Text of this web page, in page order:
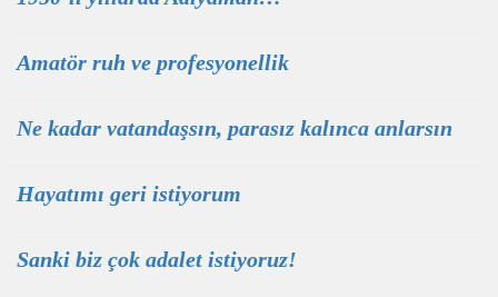
Amatör ruh ve profesyonellik
Ne kadar vatandaşsın, parasız kalınca anlarsın
Hayatımı geri istiyorum
Sanki biz çok adalet istiyoruz!